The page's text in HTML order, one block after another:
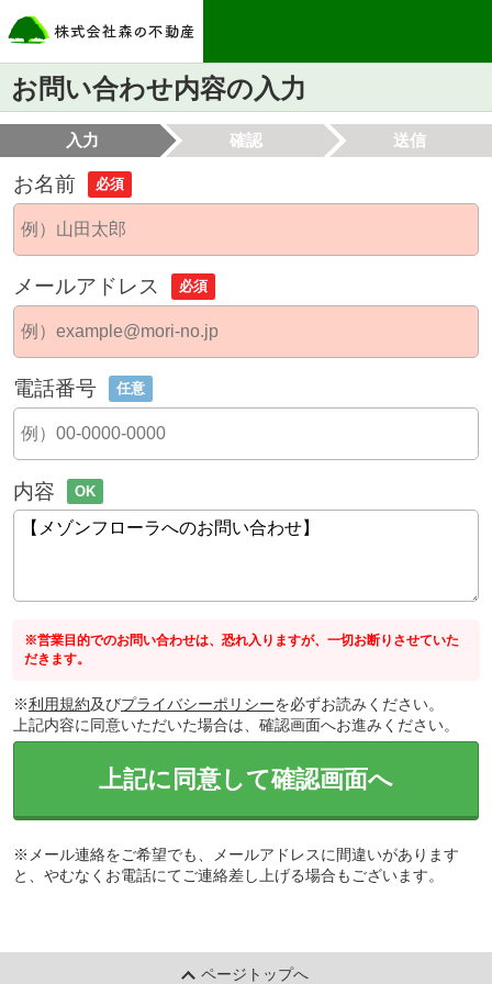
お問い合わせ内容の入力
入力 確認 送信
お名前 必須
メールアドレス 必須
電話番号 任意
内容 OK
※営業目的でのお問い合わせは、恐れ入りますが、一切お断りさせていた
だきます。
※利用規約及びプライバシーポリシーを必ずお読みください。
上記内容に同意いただいた場合は、確認画面へお進みください。
上記に同意して確認画面へ
※メール連絡をご希望でも、メールアドレスに間違いがあります
と、やむなくお電話にてご連絡差し上げる場合もございます。
ページトップへ